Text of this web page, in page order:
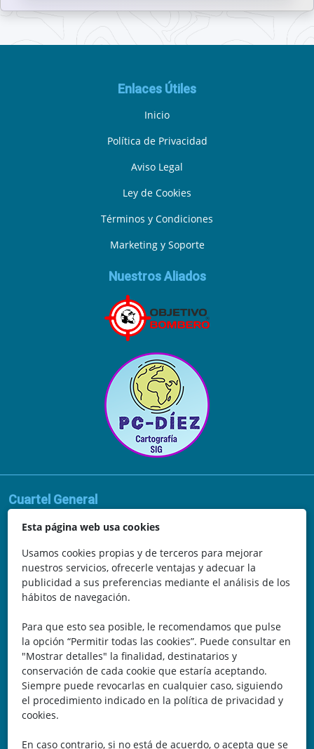
Esta página web usa cookies
Usamos cookies propias y de terceros para mejorar
nuestros servicios, ofrecerle ventajas y adecuar la
publicidad a sus preferencias mediante el análisis de los
hábitos de navegación.
Para que esto sea posible, le recomendamos que pulse
la opción “Permitir todas las cookies”. Puede consultar en
"Mostrar detalles" la finalidad, destinatarios y
conservación de cada cookie que estaría aceptando.
Siempre puede revocarlas en cualquier caso, siguiendo
el procedimiento indicado en la política de privacidad y
cookies.
En caso contrario, si no está de acuerdo, o acepta que se
Enlaces Útiles
Inicio
Política de Privacidad
Aviso Legal
Ley de Cookies
Términos y Condiciones
Marketing y Soporte
Nuestros Aliados
Cuartel General
Avda. de la Vega, 62
N.I.F.: 44252675-P
Belicena, Granada
España
Teléfono: 646 672 931
Email: bomberocallejero@gmail.com
Trayectoria
Nuestra Experiencia nos avala. Llevamos más de 25 años
dedicados a la cartografía vectorial y digital. (Pc-Díez)